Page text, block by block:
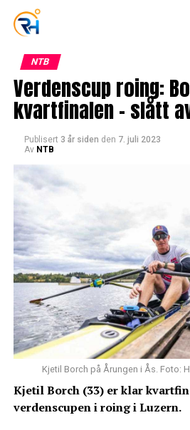
NTB
Verdenscup roing:
kvartfinalen – slått
Publisert 3 år siden den 7. juli 2023
Av NTB
Kjetil Borch på Årungen i Ås. Foto:
Kjetil Borch (33) er klar
verdenscupen i roing i Luzern.